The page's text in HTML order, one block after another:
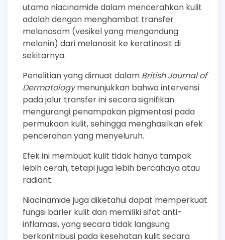
utama niacinamide dalam mencerahkan kulit
adalah dengan menghambat transfer
melanosom (vesikel yang mengandung
melanin) dari melanosit ke keratinosit di
sekitarnya.
Penelitian yang dimuat dalam British Journal of
Dermatologymenunjukkan bahwa intervensi
pada jalur transfer ini secara signifikan
mengurangi penampakan pigmentasi pada
permukaan kulit, sehingga menghasilkan efek
pencerahan yang menyeluruh.
Efek ini membuat kulit tidak hanya tampak
lebih cerah, tetapi juga lebih bercahaya atau
radiant.
Niacinamide juga diketahui dapat memperkuat
fungsi barier kulit dan memiliki sifat anti-
inflamasi, yang secara tidak langsung
berkontribusi pada kesehatan kulit secara